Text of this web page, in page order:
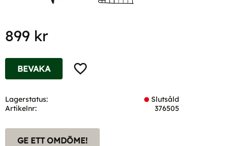
899 kr
Lägg till i favoriter
BEVAKA
Lagerstatus
Slutsåld
Artikelnr
376505
GE ETT OMDÖME!